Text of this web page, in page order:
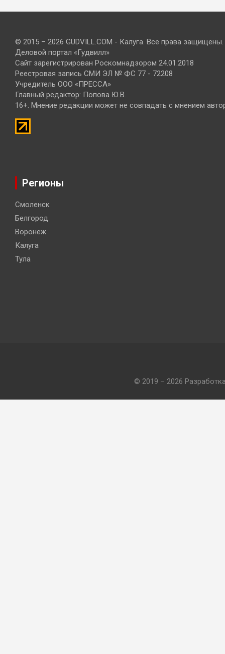
© 2015 – 2026 GUDVILL.COM - Калуга. Все права защищены.
Деловой портал «Гудвилл»
Сайт зарегистрирован Роскомнадзором 24.01.2018
Реестровая запись СМИ ЭЛ № ФС 77 - 72208
Учредитель ООО «ПРЕССА»
Главный редактор: Попова Ю.В.
16+. Мнение редакции может не совпадать с мнением
Регионы
Смоленск
Белгород
Воронеж
Калуга
Тула
© 2019 – 2026